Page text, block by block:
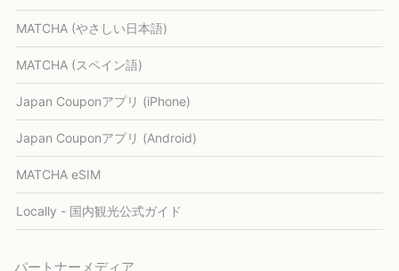
MATCHA (やさしい日本語)
MATCHA (スペイン語)
Japan Couponアプリ (iPhone)
Japan Couponアプリ (Android)
MATCHA eSIM
Locally - 国内観光公式ガイド
パートナーメディア